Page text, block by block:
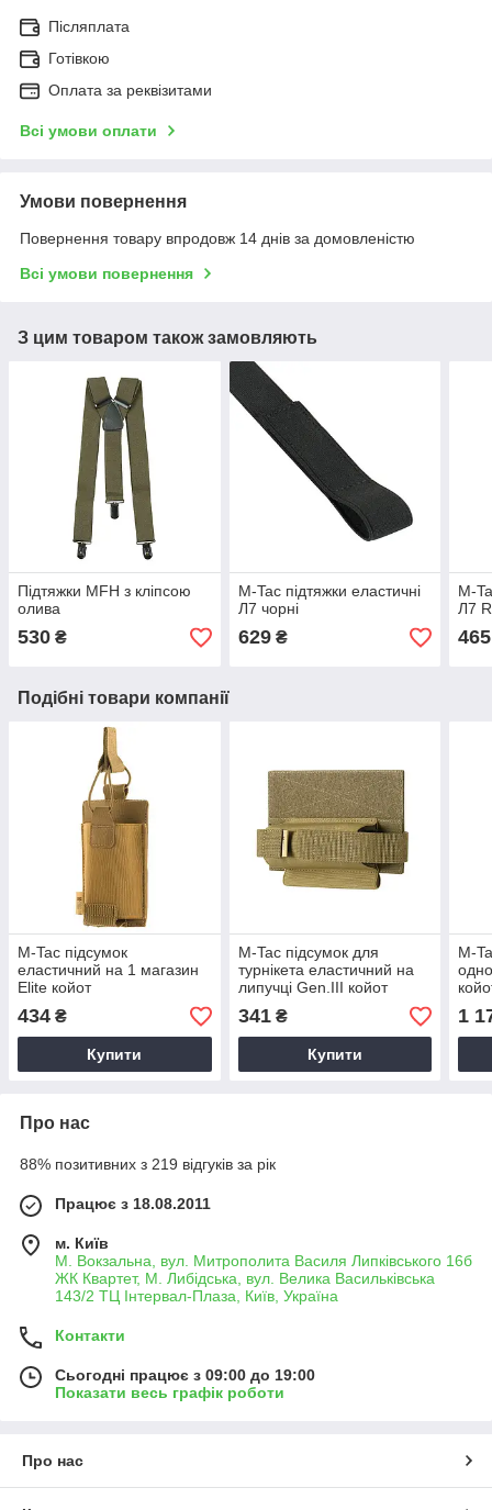
Післяплата
Готівкою
Оплата за реквізитами
Всі умови оплати
Умови повернення
Повернення товару впродовж 14 днів за домовленістю
Всі умови повернення
З цим товаром також замовляють
Підтяжки MFH з кліпсою
олива
530 ₴
M-Tac підтяжки еластичні
Л7 чорні
629₴
M-
Л7
465
Подібні товари компанії
M-Tac підсумок
еластичний на 1 магазин
Elite койот
434 ₴
Купити
M-Tac підсумок для
турнікета еластичний на
липучці Gen.III койот
341₴
Купити
M-
1
Про нас
88% позитивних з 219 відгуків за рік
Працює з 18.08.2011
м. Київ
М. Вокзальна, вул. Митрополита Василя Липківського 16б
ЖК Квартет, М. Либідська, вул. Велика Васильківська
143/2 ТЦ Інтервал-Плаза, Київ, Україна
Контакти
Сьогодні працює з 09:00 до 19:00
Показати весь графік роботи
Про нас